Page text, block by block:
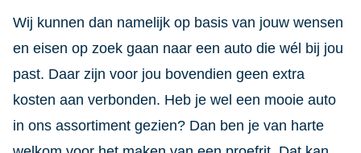
Wij kunnen dan namelijk op basis van jouw wensen
en eisen op zoek gaan naar een auto die wél bij jou
past. Daar zijn voor jou bovendien geen extra
kosten aan verbonden. Heb je wel een mooie auto
in ons assortiment gezien? Dan ben je van harte